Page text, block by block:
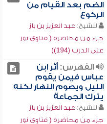
الضم بعد القيام من
الركوع
للشيخ: عبد العزيز بن باز
جزء من محاضرة ( فتاوى نور
على الدرب (194))
الفهرس:أثر ابن
عباس فيمن يقوم
الليل ويصوم النهار لكنه
يترك الجماعة
للشيخ: عبد العزيز بن باز
جزء من محاضرة ( فتاوى نور